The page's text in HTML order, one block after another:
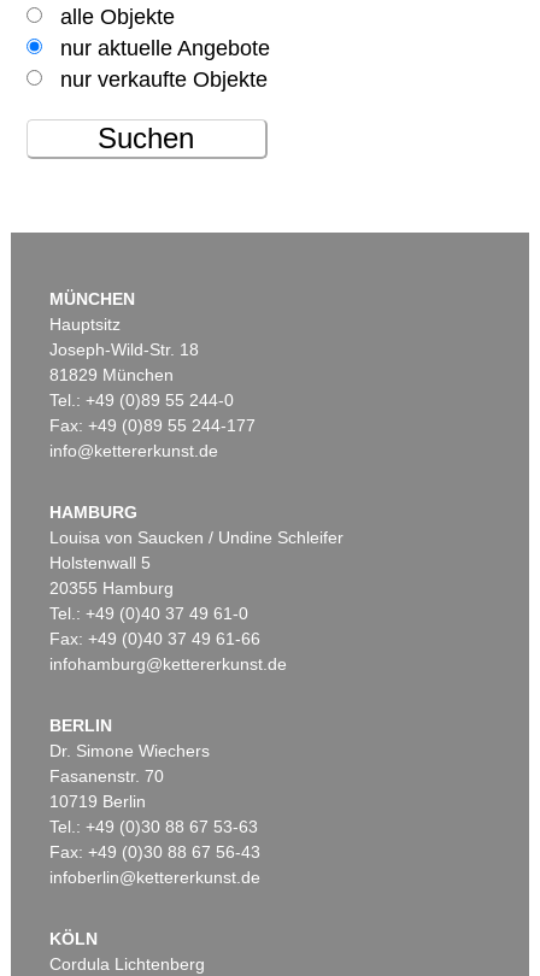
alle Objekte
nur aktuelle Angebote
nur verkaufte Objekte
Suchen
MÜNCHEN
Hauptsitz
Joseph-Wild-Str. 18
81829 München
Tel.: +49 (0)89 55 244-0
Fax: +49 (0)89 55 244-177
info@kettererkunst.de
HAMBURG
Louisa von Saucken / Undine Schleifer
Holstenwall 5
20355 Hamburg
Tel.: +49 (0)40 37 49 61-0
Fax: +49 (0)40 37 49 61-66
infohamburg@kettererkunst.de
BERLIN
Dr. Simone Wiechers
Fasanenstr. 70
10719 Berlin
Tel.: +49 (0)30 88 67 53-63
Fax: +49 (0)30 88 67 56-43
infoberlin@kettererkunst.de
KÖLN
Cordula Lichtenberg